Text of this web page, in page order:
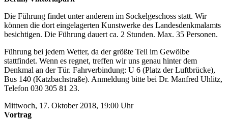
Die Führung findet unter anderem im Sockelgeschoss statt. Wir
können die dort eingelagerten Kunstwerke des Landesdenkmalamts
besichtigen. Die Führung dauert ca. 2 Stunden. Max. 35 Personen.
Führung bei jedem Wetter, da der größte Teil im Gewölbe
stattfindet. Wenn es regnet, treffen wir uns genau hinter dem
Denkmal an der Tür. Fahrverbindung: U 6 (Platz der Luftbrücke),
Bus 140 (Katzbachstraße). Anmeldung bitte bei Dr. Manfred Uhlitz,
Telefon 030 305 81 23.
Mittwoch, 17. Oktober 2018, 19:00 Uhr
Vortrag